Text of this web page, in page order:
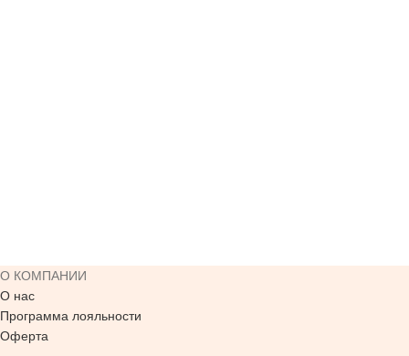
О КОМПАНИИ
О нас
Программа лояльности
Оферта